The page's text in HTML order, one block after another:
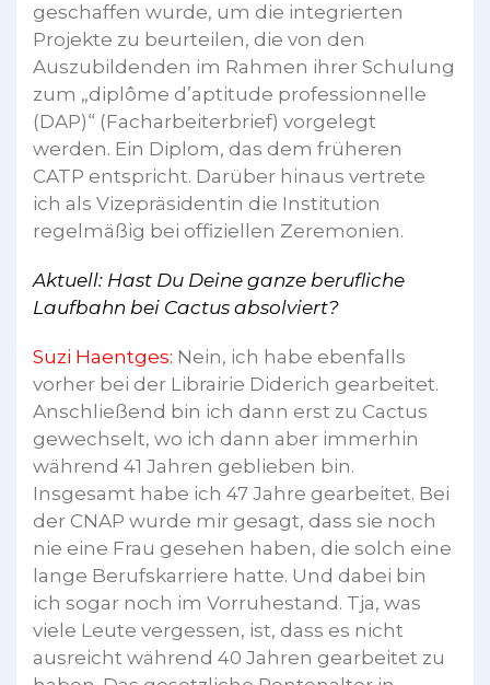
geschaffen wurde, um die integrierten
Projekte zu beurteilen, die von den
Auszubildenden im Rahmen ihrer Schulung
zum „diplôme d’aptitude professionnelle
(DAP)“ (Facharbeiterbrief) vorgelegt
werden. Ein Diplom, das dem früheren
CATP entspricht. Darüber hinaus vertrete
ich als Vizepräsidentin die Institution
regelmäßig bei offiziellen Zeremonien.
Aktuell: Hast Du Deine ganze berufliche
Laufbahn bei Cactus absolviert?
Suzi Haentges: Nein, ich habe ebenfalls
vorher bei der Librairie Diderich gearbeitet.
Anschließend bin ich dann erst zu Cactus
gewechselt, wo ich dann aber immerhin
während 41 Jahren geblieben bin.
Insgesamt habe ich 47 Jahre gearbeitet. Bei
der CNAP wurde mir gesagt, dass sie noch
nie eine Frau gesehen haben, die solch eine
lange Berufskarriere hatte. Und dabei bin
ich sogar noch im Vorruhestand. Tja, was
viele Leute vergessen, ist, dass es nicht
ausreicht während 40 Jahren gearbeitet zu